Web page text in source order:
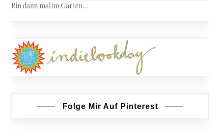
Bin dann mal im Garten…
Folge Mir Auf Pinterest